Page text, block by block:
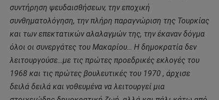
συντήρηση ψευδαισθήσεων, την εποχική
συνθηματολόγηση, την πλήρη παραγνώριση της Τουρκίας
και των επεκτατικών αλαλαγμών της, την έκαναν δόγμα
όλοι οι συνεργάτες του Μακαρίου… Η δημοκρατία δεν
λειτουργούσε…με τις πρώτες προεδρικές εκλογές του
1968 και τις πρώτες βουλευτικές του 1970 , άρχισε
δειλά δειλά και νοθευμένα να λειτουργεί μια